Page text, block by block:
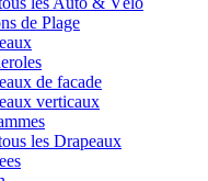
de Plage
de facade
verticaux
les Drapeaux